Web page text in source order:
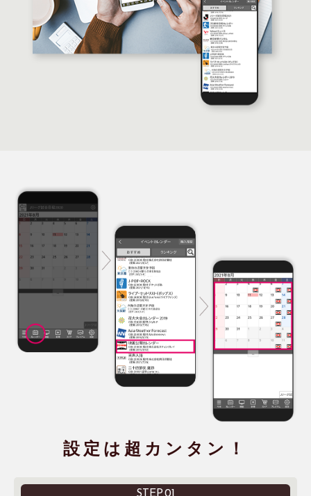
設定は超カンタン！